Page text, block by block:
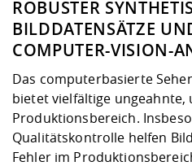
ROBUSTER
BILDDATENSÄTZE
COMPUTER-VISION-
Das computerbasierte
bietet vielfältige ungeahnte,
Produktionsbereich.
Qualitätskontrolle helfen
Fehler im